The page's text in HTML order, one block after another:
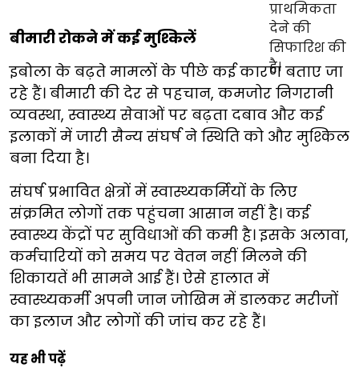
बीमारी रोकने में कई मुश्किलें
इबोला के बढ़ते मामलों के पीछे कई कारण बताए जा
रहे हैं। बीमारी की देर से पहचान, कमजोर निगरानी
व्यवस्था, स्वास्थ्य सेवाओं पर बढ़ता दबाव और कई
इलाकों में जारी सैन्य संघर्ष ने स्थिति को और मुश्किल
बना दिया है।
संघर्ष प्रभावित क्षेत्रों में स्वास्थ्यकर्मियों के लिए
संक्रमित लोगों तक पहुंचना आसान नहीं है। कई
स्वास्थ्य केंद्रों पर सुविधाओं की कमी है। इसके अलावा,
कर्मचारियों को समय पर वेतन नहीं मिलने की
शिकायतें भी सामने आई हैं। ऐसे हालात में
स्वास्थ्यकर्मी अपनी जान जोखिम में डालकर मरीजों
का इलाज और लोगों की जांच कर रहे हैं।
यह भी पढ़ें